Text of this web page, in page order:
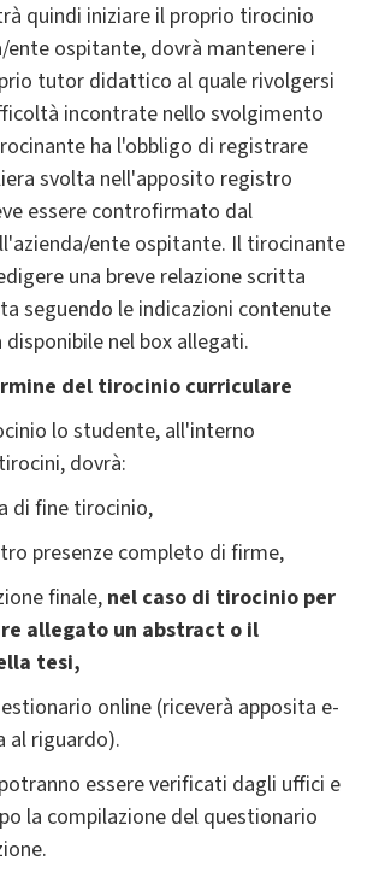
quindi iniziare il proprio tirocinio
ente ospitante, dovrà mantenere i
tutor didattico al quale rivolgersi
incontrate nello svolgimento
ha l'obbligo di registrare
svolta nell'apposito ​registro
essere controfirmato dal
ente ospitante. Il tirocinante
una breve relazione scritta
seguendo le indicazioni contenute
disponibile nel box allegati.
del tirocinio curriculare
lo studente, all'interno
dovrà:
di fine tirocinio,
presenze completo di firme,
finale, nel caso di tirocinio per
allegato un abstract o il
tesi,
online (riceverà apposita e-
al riguardo).
essere verificati dagli uffici e
la compilazione del questionario